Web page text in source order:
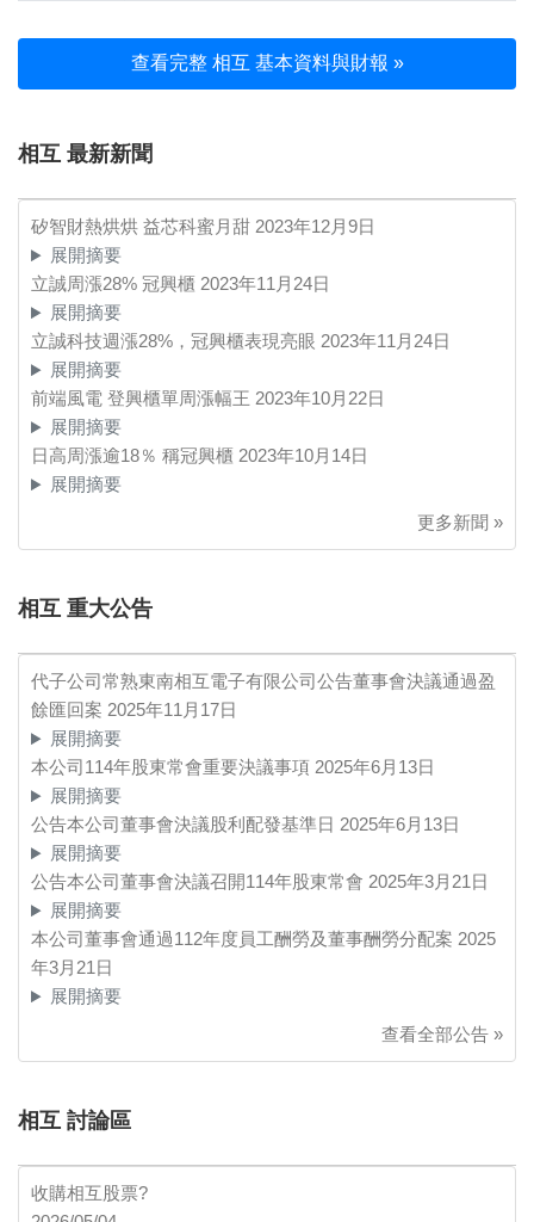
查看完整 相互 基本資料與財報 »
相互 最新新聞
矽智財熱烘烘 益芯科蜜月甜 2023年12月9日
展開摘要
立誠周漲28% 冠興櫃 2023年11月24日
展開摘要
立誠科技週漲28%，冠興櫃表現亮眼 2023年11月24日
展開摘要
前端風電 登興櫃單周漲幅王 2023年10月22日
展開摘要
日高周漲逾18％ 稱冠興櫃 2023年10月14日
展開摘要
更多新聞 »
相互 重大公告
代子公司常熟東南相互電子有限公司公告董事會決議通過盈
餘匯回案 2025年11月17日
展開摘要
本公司114年股東常會重要決議事項 2025年6月13日
展開摘要
公告本公司董事會決議股利配發基準日 2025年6月13日
展開摘要
公告本公司董事會決議召開114年股東常會 2025年3月21日
展開摘要
本公司董事會通過112年度員工酬勞及董事酬勞分配案 2025
年3月21日
展開摘要
查看全部公告 »
相互 討論區
收購相互股票?